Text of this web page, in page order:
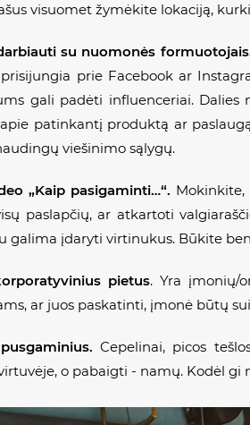
visuomet žymėkite lokaciją,
su nuomonės
prie Facebook ar
gali padėti influenceriai. Dalies
patinkantį produktą ar
viešinimo sąlygų.
„Kaip pasigaminti…“.
paslapčių, ar atkartoti
galima įdaryti virtinukus. Būkite
pietus. Yra įmonių/
ar juos paskatinti, įmonė būtų
Cepelinai, picos
o pabaigti - namų. Kodėl gi